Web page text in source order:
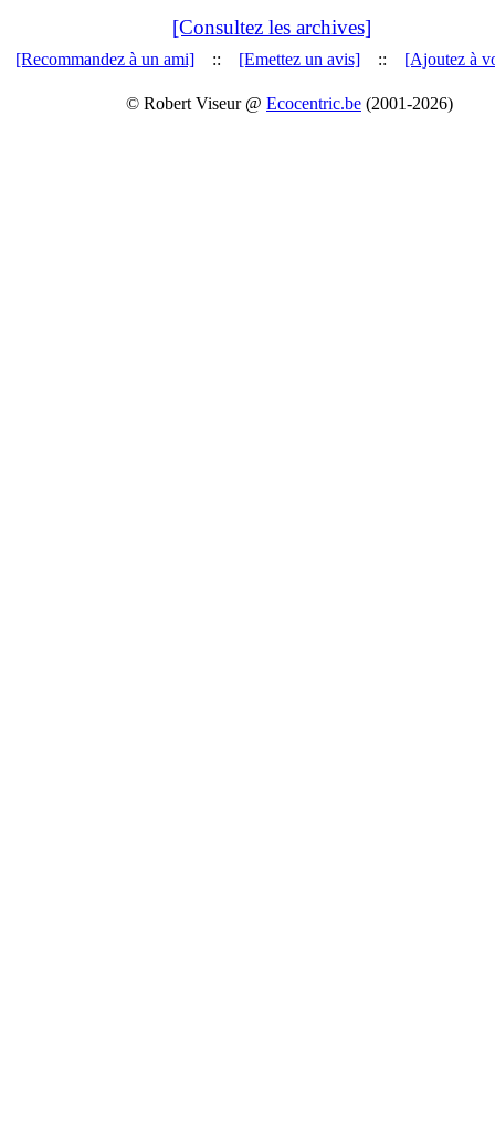
[Consultez les archives]
[Recommandez à un ami] :: [Emettez un avis] :: [Ajoutez à
© Robert Viseur @ Ecocentric.be (2001-2026)